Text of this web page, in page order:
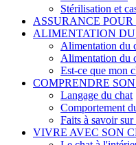
Stérilisation et
ASSURANCE
ALIMENTATION
Alimentation du
Alimentation du
Est-ce que mon
COMPRENDRE
Langage du chat
Comportement
Faits à savoir sur
VIVRE AVEC SON